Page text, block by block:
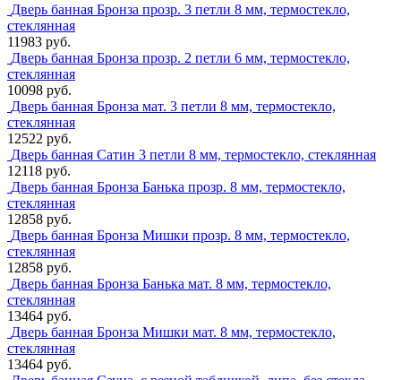
Дверь банная Бронза прозр. 3 петли 8 мм, термостекло,
стеклянная
11983 руб.
Дверь банная Бронза прозр. 2 петли 6 мм, термостекло,
стеклянная
10098 руб.
Дверь банная Бронза мат. 3 петли 8 мм, термостекло,
стеклянная
12522 руб.
Дверь банная Сатин 3 петли 8 мм, термостекло, стеклянная
12118 руб.
Дверь банная Бронза Банька прозр. 8 мм, термостекло,
стеклянная
12858 руб.
Дверь банная Бронза Мишки прозр. 8 мм, термостекло,
стеклянная
12858 руб.
Дверь банная Бронза Банька мат. 8 мм, термостекло,
стеклянная
13464 руб.
Дверь банная Бронза Мишки мат. 8 мм, термостекло,
стеклянная
13464 руб.